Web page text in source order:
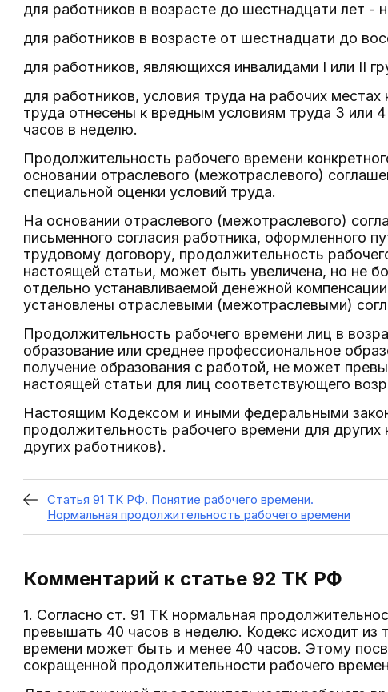
для работников в возрасте до шестнадцати лет -
для работников в возрасте от шестнадцати до
для работников, являющихся инвалидами I или II
для работников, условия труда на рабочих
труда отнесены к вредным условиям труда 3 или
часов в неделю.
Продолжительность рабочего времени
основании отраслевого (межотраслевого)
специальной оценки условий труда.
На основании отраслевого (межотраслевого)
письменного согласия работника, оформленного
трудовому договору, продолжительность
настоящей статьи, может быть увеличена, но не
отдельно устанавливаемой денежной
установлены отраслевыми (межотраслевыми)
Продолжительность рабочего времени лиц в
образование или среднее профессиональное
получение образования с работой, не может
настоящей статьи для лиц соответствующего
Настоящим Кодексом и иными федеральными
продолжительность рабочего времени для других
других работников).
Статья 91 ТК РФ. Понятие рабочего времени.
Нормальная продолжительность рабочего времени
Комментарий к статье 92 ТК РФ
1. Согласно ст. 91 ТК нормальная
превышать 40 часов в неделю. Кодекс исходит из
времени может быть и менее 40 часов. Этому
сокращенной продолжительности рабочего